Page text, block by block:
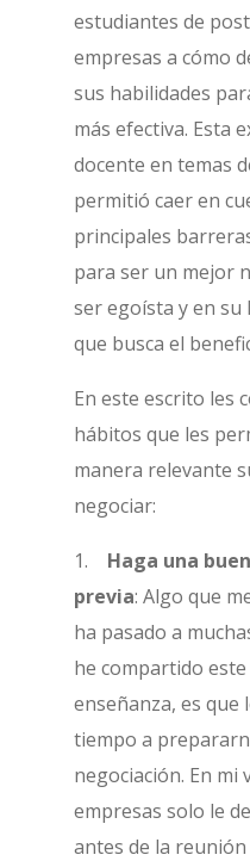
estudiantes de
empresas a cómo
sus habilidades
más efectiva. Esta
docente en temas
permitió caer en
principales
para ser un mejor
ser egoísta y en
que busca el
En este escrito les
hábitos que les
manera relevante
negociar:
1. Haga una
previa: Algo que
ha pasado a
he compartido
enseñanza, es que
tiempo a
negociación. En mi
empresas solo le
antes de la